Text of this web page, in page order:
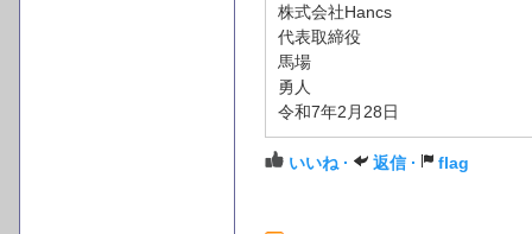
株式会社Hancs
代表取締役
馬場
勇人
令和7年2月28日
いいね · 返信 · flag